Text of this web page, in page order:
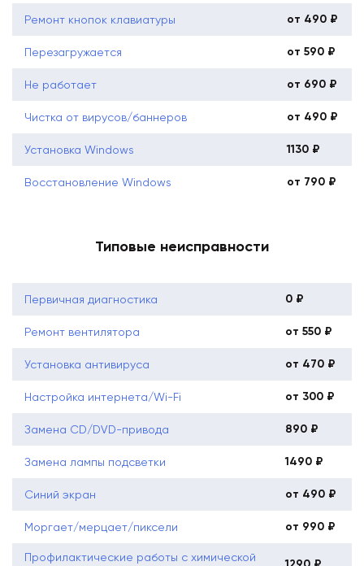
Ремонт кнопок клавиатуры от 490 ₽
Перезагружается от 590 ₽
Не работает от 690 ₽
Чистка от вирусов/баннеров от 490 ₽
Установка Windows 1130 ₽
Восстановление Windows от 790 ₽
Типовые неисправности
Первичная диагностика 0 ₽
Ремонт вентилятора от 550 ₽
Установка антивируса от 470 ₽
Настройка интернета/Wi-Fi от 300 ₽
Замена CD/DVD-привода 890 ₽
Замена лампы подсветки 1490 ₽
Синий экран от 490 ₽
Моргает/мерцает/пиксели от 990 ₽
Профилактические работы с химической